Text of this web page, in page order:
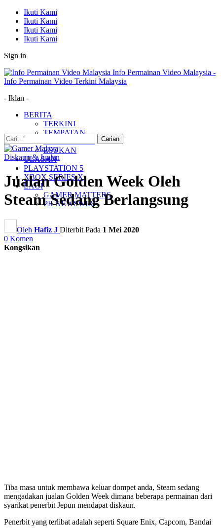
Ikuti Kami
Ikuti Kami
Ikuti Kami
Ikuti Kami
Sign in
Info Permainan Video Malaysia -
Info Permainan Video Terkini Malaysia
- Iklan -
BERITA
TERKINI
TEMPATAN
ESUKAN
ULASAN
PLAYSTATION 5
XBOX SERIES X
LAGI
GAMER MATTERS
PR NEWSWIRE
Diskaun & Jualan
Jualan Golden Week Oleh
Steam Sedang Berlangsung
Oleh Hafiz J Diterbit Pada 1 Mei 2020
0 Komen
Kongsikan
Tiba masa untuk membawa keluar dompet anda, Steam sedang
mengadakan jualan Golden Week dimana beberapa permainan dari
syarikat penerbit Jepun mendapat diskaun.
Penerbit yang terlibat adalah seperti Square Enix, Capcom, Bandai